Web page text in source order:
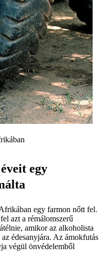
egy
egy farmon nőtt fel.
azt a rémálomszerű
amikor az alkoholista
édesanyjára. Az ámokfutás
végül önvédelemből